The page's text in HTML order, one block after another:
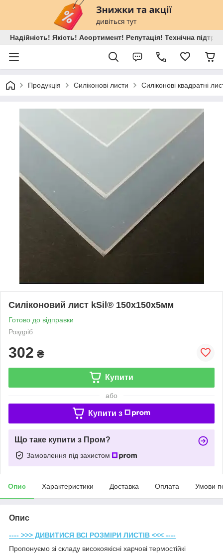
Надійність! Якість! Асортимент! Репутація! Технічна
Продукція Силіконові листи Силіконові квадратні
Силіконовий лист kSil® 150х150х5мм
Готово до відправки
Роздріб
302 ₴
Купити
або
Купити з
Що таке купити з Пром?
Замовлення під захистом
Опис Характеристики Доставка Оплата Умови
Опис
---- >>> ДИВИТИСЯ ВСІ РОЗМІРИ ЛИСТІВ <<< ----
Пропонуємо зі складу високоякісні харчові термостійкі